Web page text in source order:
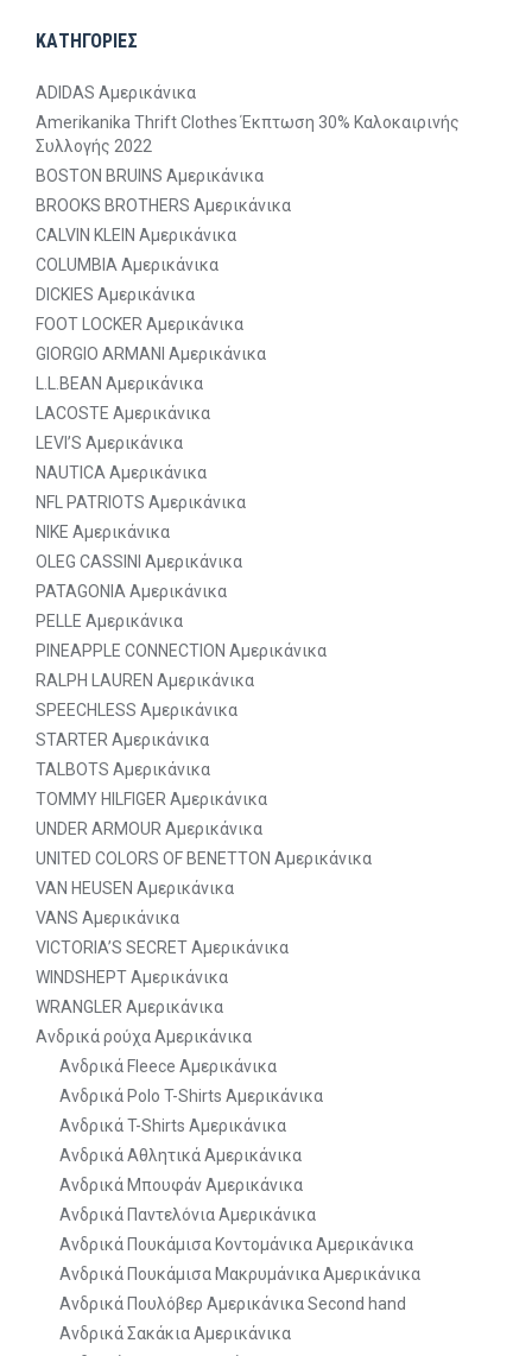
ΚΑΤΗΓΟΡΙΕΣ
ADIDAS Αμερικάνικα
Amerikanika Thrift Clothes Έκπτωση 30% Καλοκαιρινής
Συλλογής 2022
BOSTON BRUINS Αμερικάνικα
BROOKS BROTHERS Αμερικάνικα
CALVIN KLEIN Αμερικάνικα
COLUMBIA Αμερικάνικα
DICKIES Αμερικάνικα
FOOT LOCKER Αμερικάνικα
GIORGIO ARMANI Αμερικάνικα
L.L.BEAN Αμερικάνικα
LACOSTE Αμερικάνικα
LEVI’S Αμερικάνικα
NAUTICA Αμερικάνικα
NFL PATRIOTS Αμερικάνικα
NIKE Αμερικάνικα
OLEG CASSINI Αμερικάνικα
PATAGONIA Αμερικάνικα
PELLE Αμερικάνικα
PINEAPPLE CONNECTION Αμερικάνικα
RALPH LAUREN Αμερικάνικα
SPEECHLESS Αμερικάνικα
STARTER Αμερικάνικα
TALBOTS Αμερικάνικα
TOMMY HILFIGER Αμερικάνικα
UNDER ARMOUR Αμερικάνικα
UNITED COLORS OF BENETTON Αμερικάνικα
VAN HEUSEN Αμερικάνικα
VANS Αμερικάνικα
VICTORIA’S SECRET Αμερικάνικα
WINDSHEPT Αμερικάνικα
WRANGLER Αμερικάνικα
Ανδρικά ρούχα Αμερικάνικα
Ανδρικά Fleece Αμερικάνικα
Ανδρικά Polo T-Shirts Αμερικάνικα
Ανδρικά T-Shirts Αμερικάνικα
Ανδρικά Αθλητικά Αμερικάνικα
Ανδρικά Μπουφάν Αμερικάνικα
Ανδρικά Παντελόνια Αμερικάνικα
Ανδρικά Πουκάμισα Κοντομάνικα Αμερικάνικα
Ανδρικά Πουκάμισα Μακρυμάνικα Αμερικάνικα
Ανδρικά Πουλόβερ Αμερικάνικα Second hand
Ανδρικά Σακάκια Αμερικάνικα